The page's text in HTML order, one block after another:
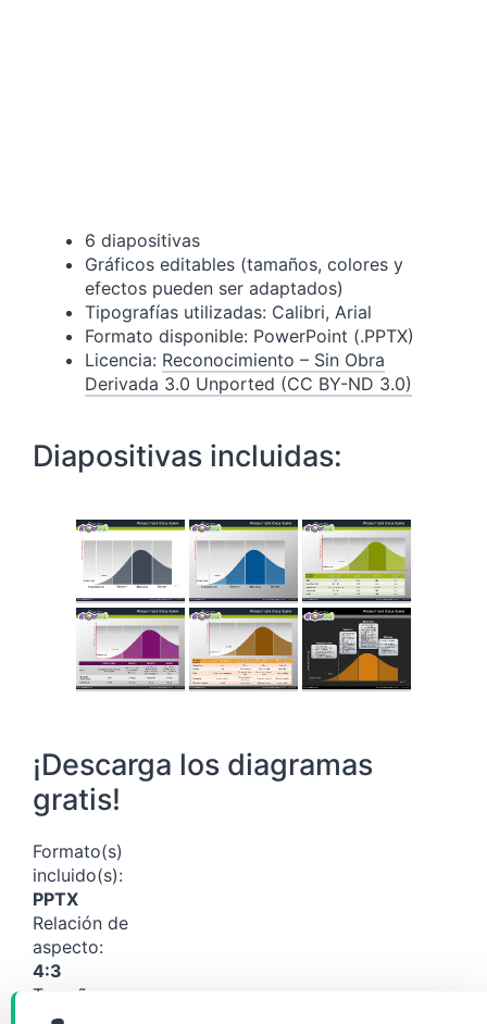
6 diapositivas
Gráficos editables (tamaños, colores y
efectos pueden ser adaptados)
Tipografías utilizadas: Calibri, Arial
Formato disponible: PowerPoint (.PPTX)
Licencia: Reconocimiento – Sin Obra
Derivada 3.0 Unported (CC BY-ND 3.0)
Diapositivas incluidas:
¡Descarga los diagramas
gratis!
Formato(s)
incluido(s):
PPTX
Relación de
aspecto:
4:3
Tamaño:
223 KB